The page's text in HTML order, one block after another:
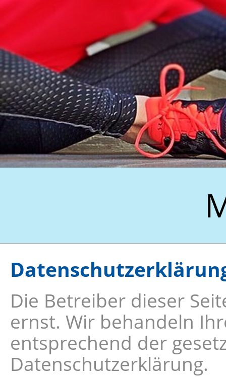
Die Betreiber dieser
ernst. Wir behandeln
entsprechend der
Datenschutzerklärung.